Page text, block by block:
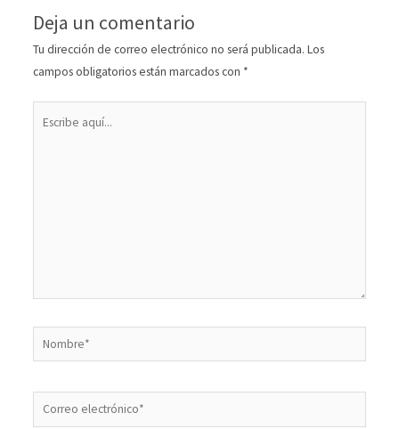
Deja un comentario
Tu dirección de correo electrónico no será publicada. Los
campos obligatorios están marcados con *